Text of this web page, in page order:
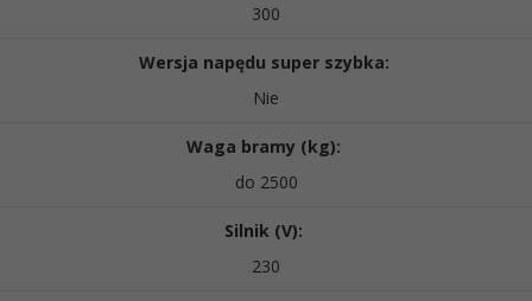
300
Wersja napędu super szybka:
Nie
Waga bramy (kg):
do 2500
Silnik (V):
230